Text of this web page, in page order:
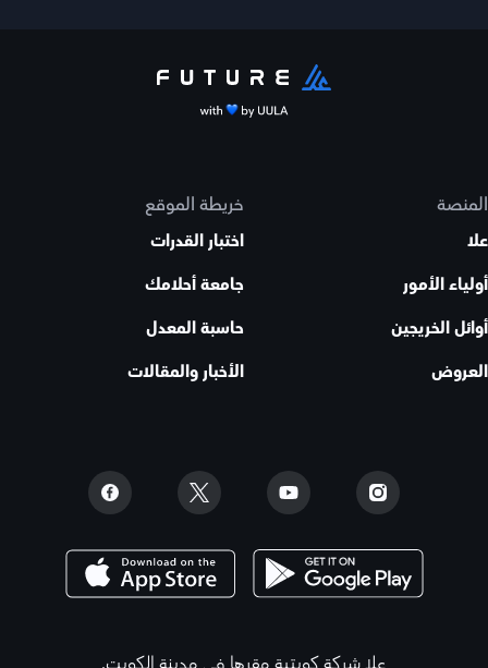
المنصة
علا
أولياء الأمور
أوائل الخريجين
العروض
خريطة الموقع
اختبار القدرات
جامعة أحلامك
حاسبة المعدل
الأخبار والمقالات